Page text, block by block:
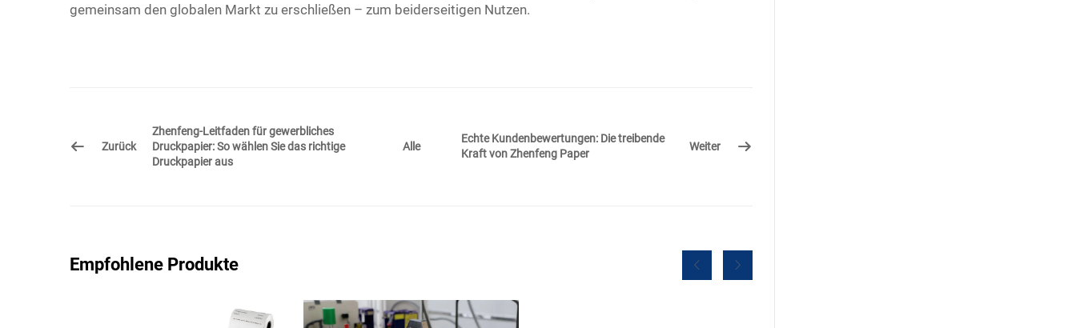
gemeinsam den globalen Markt zu erschließen – zum beiderseitigen Nutzen.
Zurück
Zhenfeng-Leitfaden für gewerbliches
Druckpapier: So wählen Sie das richtige
Druckpapier aus
Alle
Echte Kundenbewertungen: Die treibende
Kraft von Zhenfeng Paper
Weiter
Empfohlene Produkte